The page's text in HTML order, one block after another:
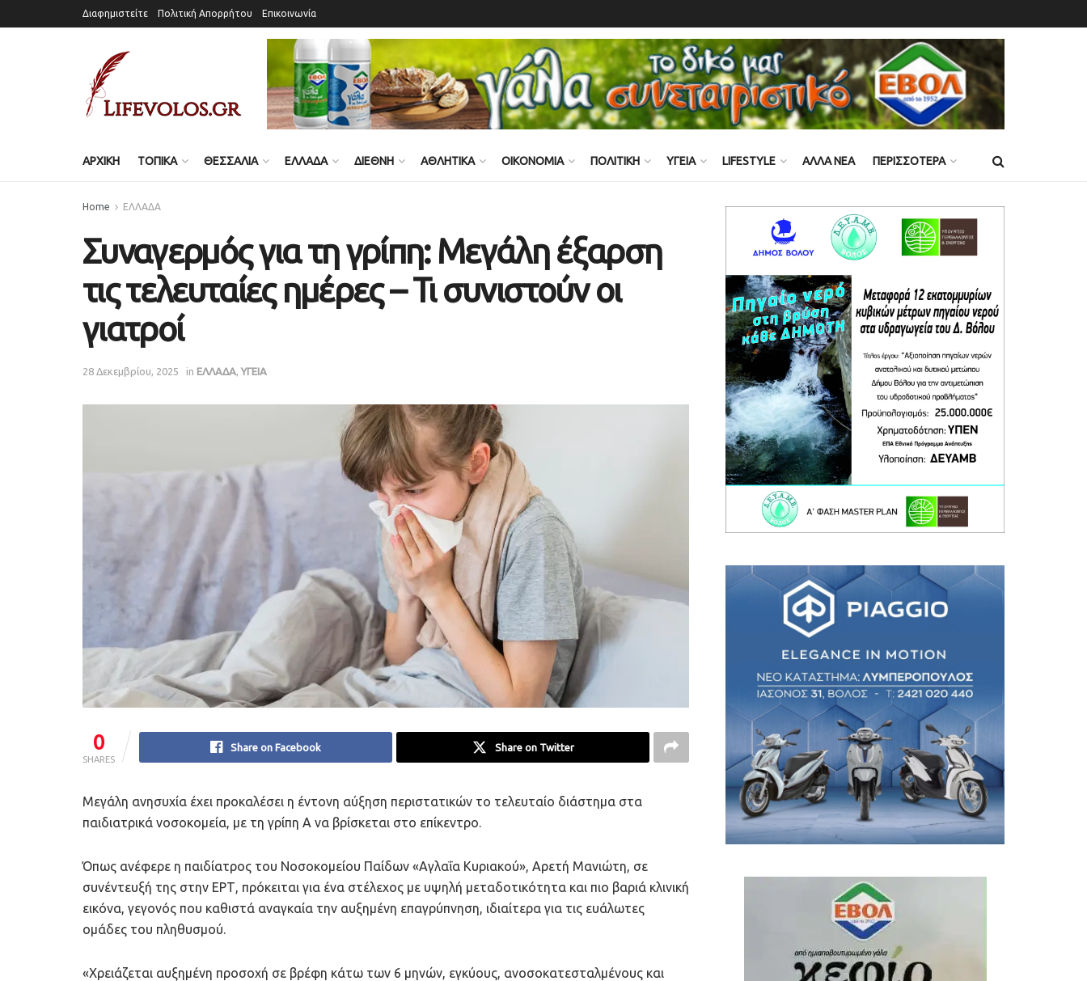
Διαφημιστείτε Πολιτική Απορρήτου Επικοινωνία
ΑΡΧΙΚΗ ΤΟΠΙΚΑ ΘΕΣΣΑΛΙΑ ΕΛΛΑΔΑ ΔΙΕΘΝΗ ΑΘΛΗΤΙΚΑ ΟΙΚΟΝΟΜΙΑ ΠΟΛΙΤΙΚΗ ΥΓΕΙΑ LIFESTYLE ΑΛΛΑ ΝΕΑ ΠΕΡΙΣΣΟΤΕΡΑ
Home ΕΛΛΑΔΑ
Συναγερμός για τη γρίπη: Μεγάλη έξαρση
τις τελευταίες ημέρες – Τι συνιστούν οι
γιατροί
28 Δεκεμβρίου, 2025 in ΕΛΛΑΔΑ ΥΓΕΙΑ
0
SHARES
Share on Facebook Share on Twitter
Μεγάλη ανησυχία έχει προκαλέσει η έντονη αύξηση περιστατικών το τελευταίο διάστημα στα
παιδιατρικά νοσοκομεία, με τη γρίπη Α να βρίσκεται στο επίκεντρο.
Όπως ανέφερε η παιδίατρος του Νοσοκομείου Παίδων «Αγλαΐα Κυριακού», Αρετή Μανιώτη, σε
συνέντευξή της στην ΕΡΤ, πρόκειται για ένα στέλεχος με υψηλή μεταδοτικότητα και πιο βαριά κλινική
εικόνα, γεγονός που καθιστά αναγκαία την αυξημένη επαγρύπνηση, ιδιαίτερα για τις ευάλωτες
ομάδες του πληθυσμού.
«Χρειάζεται αυξημένη προσοχή σε βρέφη κάτω των 6 μηνών, εγκύους, ανοσοκατεσταλμένους και